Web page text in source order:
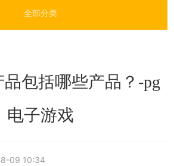
全部分类
包括哪些产品？-pg
电子游戏
09 10:34